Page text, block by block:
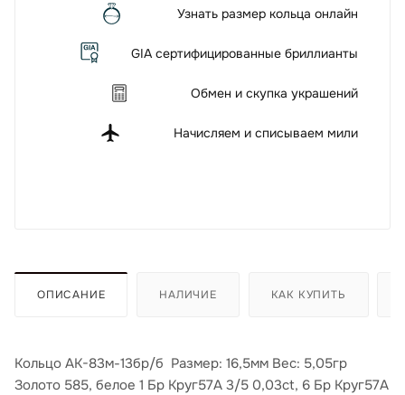
Узнать размер кольца онлайн
GIA сертифицированные бриллианты
Обмен и скупка украшений
Начисляем и списываем мили
ОПИСАНИЕ НАЛИЧИЕ КАК КУПИТЬ
Кольцо АК-83м-13бр/б Размер: 16,5мм Вес: 5,05гр
Золото 585, белое 1 Бр Круг57А 3/5 0,03ct, 6 Бр Круг57А